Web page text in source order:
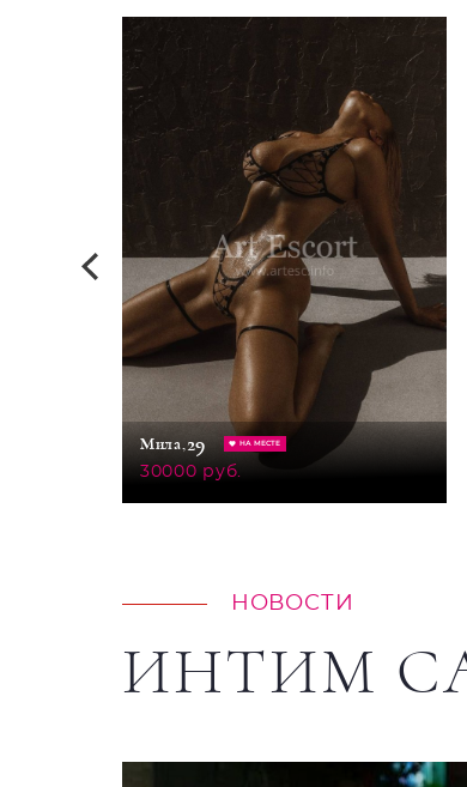
Мила,29 НА МЕСТЕ
30000 руб.
НОВОСТИ
ИНТИМ